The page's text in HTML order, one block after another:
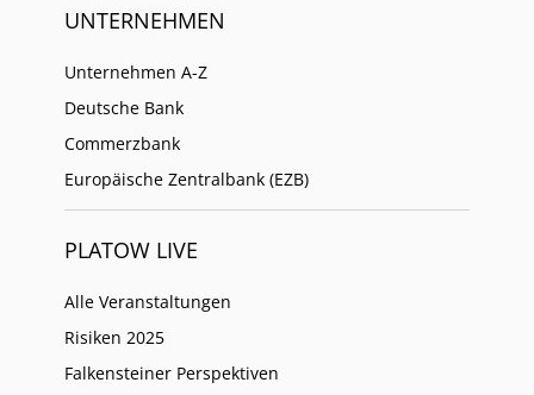
UNTERNEHMEN
Unternehmen A-Z
Deutsche Bank
Commerzbank
Europäische Zentralbank (EZB)
PLATOW LIVE
Alle Veranstaltungen
Risiken 2025
Falkensteiner Perspektiven